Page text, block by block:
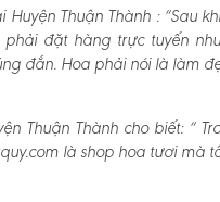
Huyện Thuận Thành :“Sau
đặt hàng trực tuyến
đắn. Hoa phải nói là làm
Thuận Thành cho biết:“
là shop hoa tươi